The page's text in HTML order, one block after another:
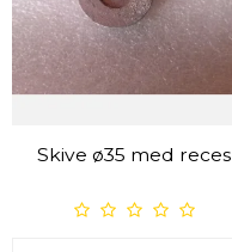
Skive ø35 med reces